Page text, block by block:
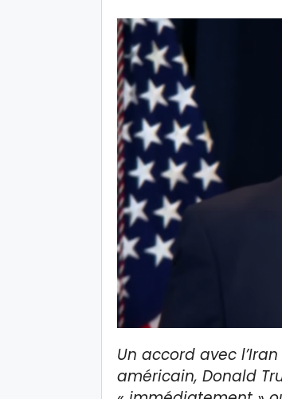
Un accord avec
américain, Donald